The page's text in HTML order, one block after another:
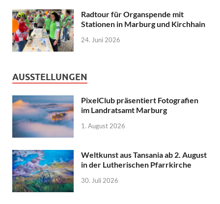
Radtour für Organspende mit
Stationen in Marburg und Kirchhain
24. Juni 2026
AUSSTELLUNGEN
PixelClub präsentiert Fotografien
im Landratsamt Marburg
1. August 2026
Weltkunst aus Tansania ab 2. August
in der Lutherischen Pfarrkirche
30. Juli 2026